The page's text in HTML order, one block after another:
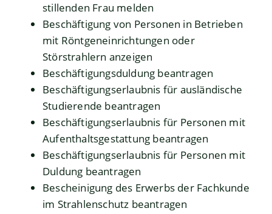
stillenden Frau melden
Beschäftigung von Personen in Betrieben
mit Röntgeneinrichtungen oder
Störstrahlern anzeigen
Beschäftigungsduldung beantragen
Beschäftigungserlaubnis für ausländische
Studierende beantragen
Beschäftigungserlaubnis für Personen mit
Aufenthaltsgestattung beantragen
Beschäftigungserlaubnis für Personen mit
Duldung beantragen
Bescheinigung des Erwerbs der Fachkunde
im Strahlenschutz beantragen